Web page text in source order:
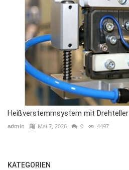
Heißverstemmsystem mit Drehteller
admin Mai 7, 2026 0 4497
KATEGORIEN